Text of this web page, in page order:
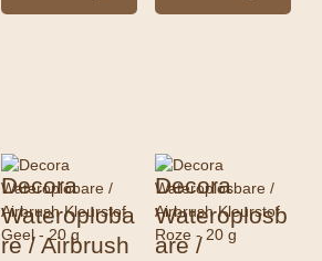
Decora
Wateroploba
re / Airbrush
Decora
Wateroplosb
are /